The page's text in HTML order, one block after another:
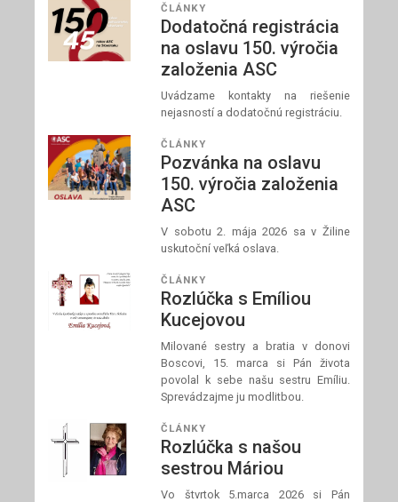
ČLÁNKY
Dodatočná registrácia
na oslavu 150. výročia
založenia ASC
Uvádzame kontakty na riešenie
nejasností a dodatočnú registráciu.
ČLÁNKY
Pozvánka na oslavu
150. výročia založenia
ASC
V sobotu 2. mája 2026 sa v Žiline
uskutoční veľká oslava.
ČLÁNKY
Rozlúčka s Emíliou
Kucejovou
Milované sestry a bratia v donovi
Boscovi, 15. marca si Pán života
povolal k sebe našu sestru Emíliu.
Sprevádzajme ju modlitbou.
ČLÁNKY
Rozlúčka s našou
sestrou Máriou
Vo štvrtok 5.marca 2026 si Pán